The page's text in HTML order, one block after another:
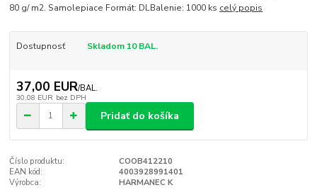
80 g/ m2. Samolepiace Formát: DLBalenie: 1000 ks celý popis
Dostupnosť Skladom 10 BAL.
37,00 EUR/BAL.
30,08 EUR bez DPH
Pridať do košíka
Číslo produktu:
COOB412210
EAN kód:
4003928991401
Výrobca:
HARMANEC K